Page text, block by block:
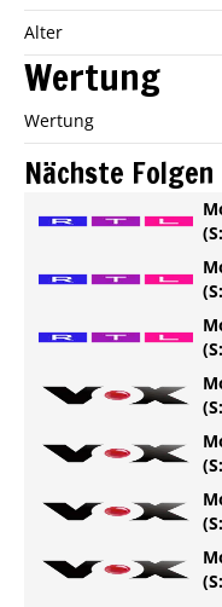
Alter
Wertung
Wertung
Nächste Folgen